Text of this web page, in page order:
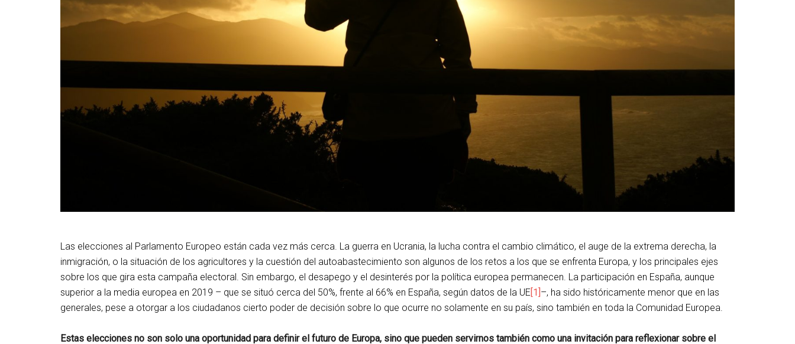
Las elecciones al Parlamento Europeo están cada vez más cerca. La guerra en Ucrania, la lucha contra el cambio climático, el auge de la extrema derecha, la
inmigración, o la situación de los agricultores y la cuestión del autoabastecimiento son algunos de los retos a los que se enfrenta Europa, y los principales ejes
sobre los que gira esta campaña electoral. Sin embargo, el desapego y el desinterés por la política europea permanecen. La participación en España, aunque
superior a la media europea en 2019 – que se situó cerca del 50%, frente al 66% en España, según datos de la UE[1]–, ha sido históricamente menor que en las
generales, pese a otorgar a los ciudadanos cierto poder de decisión sobre lo que ocurre no solamente en su país, sino también en toda la Comunidad Europea.
Estas elecciones no son solo una oportunidad para definir el futuro de Europa, sino que pueden servirnos también como una invitación para reflexionar sobre el